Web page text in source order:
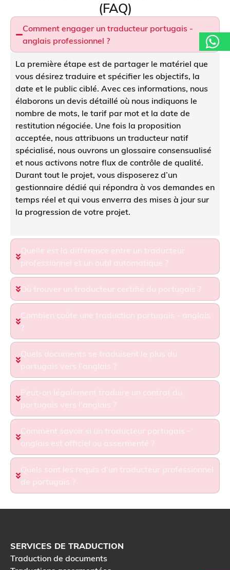
(FAQ)
Comment engager un traducteur portugais -
anglais professionnel ?
La première étape est de partager le matériel que
vous désirez traduire et spécifier les objectifs, la
date et le public ciblé. Avec ces informations, nous
élaborons un devis détaillé où nous indiquons le
nombre de mots, le tarif par mot et la date de
restitution négociée. Une fois la proposition
acceptée, nous attribuons un traducteur natif
spécialisé, nous ouvrons un glossaire consensualisé
et nous activons notre flux de contrôle de qualité.
Durant tout le projet, vous disposerez d’un
gestionnaire dédié qui répondra à vos demandes en
temps réel et qui vous enverra des mises à jour sur
la progression de votre projet.
Quelle est la différence entre un traducteur
professionnel et un outil automatique ?
Où trouver un traducteur certifié du portugais ?
Combien coûte une traduction portugais - anglais
?
Quels documents se traduisent le plus du
portugais vers l'anglais ?
Peut-on légalement traduire un contrat du
portugais vers l'anglais ?
Comment savoir si un traducteur portugais -
anglais est officiel ou assermenté ?
Quels sont les requis d'un traducteur professionnel
de portugais ?
SERVICES DE TRADUCTION
Traduction de documents